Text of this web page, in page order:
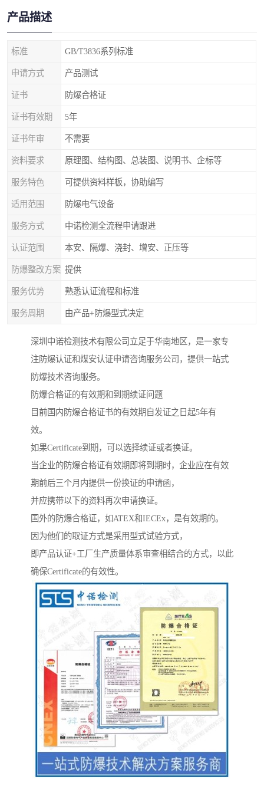
产品描述
标准 GB/T3836系列标准
申请方式 产品测试
证书 防爆合格证
证书有效期 5年
证书年审 不需要
资料要求 原理图、结构图、总装图、说明书、企标等
服务特色 可提供资料样板，协助编写
适用范围 防爆电气设备
服务方式 中诺检测全流程申请跟进
认证范围 本安、隔爆、浇封、增安、正压等
防爆整改方案 提供
服务优势 熟悉认证流程和标准
服务周期 由产品+防爆型式决定
深圳中诺检测技术有限公司立足于华南地区，是一家专
注防爆认证和煤安认证申请咨询服务公司，提供一站式
防爆技术咨询服务。
防爆合格证的有效期和到期续证问题
目前国内防爆合格证书的有效期自发证之日起5年有
效。
如果Certificate到期，可以选择续证或者换证。
当企业的防爆合格证有效期即将到期时，企业应在有效
期前后三个月内提供一份换证的申请函，
并应携带以下的资料再次申请换证。
国外的防爆合格证，如ATEX和IECEx，是有效期的。
因为他们的取证方式是采用型式试验方式，
即产品认证+工厂生产质量体系审查相结合的方式，以此
确保Certificate的有效性。